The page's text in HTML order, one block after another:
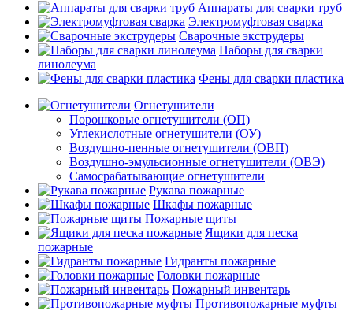
Аппараты для сварки труб
Электромуфтовая сварка
Сварочные экструдеры
Наборы для сварки
линолеума
Фены для сварки пластика
Огнетушители
Порошковые огнетушители (ОП)
Углекислотные огнетушители (ОУ)
Воздушно-пенные огнетушители (ОВП)
Воздушно-эмульсионные огнетушители (ОВЭ)
Самосрабатывающие огнетушители
Рукава пожарные
Шкафы пожарные
Пожарные щиты
Ящики для песка
пожарные
Гидранты пожарные
Головки пожарные
Пожарный инвентарь
Противопожарные муфты